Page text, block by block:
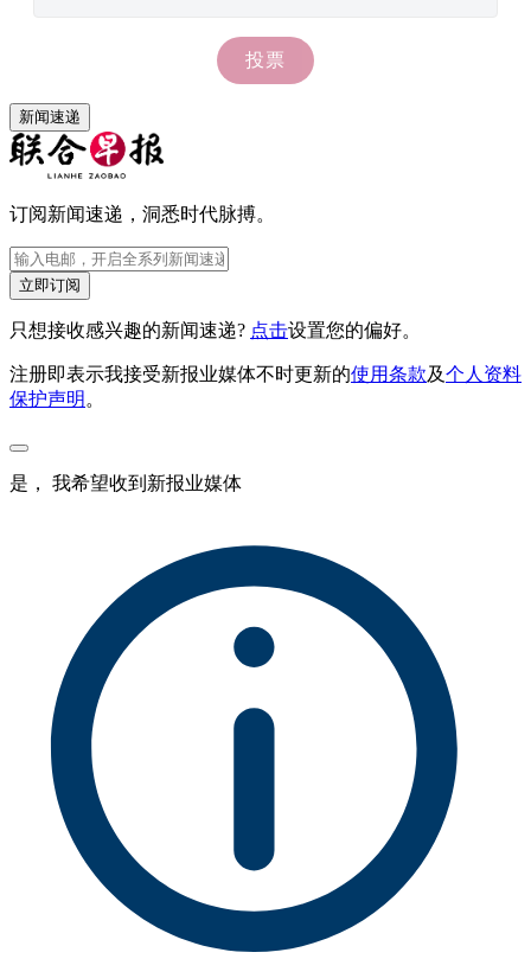
新闻速递
订阅新闻速递，洞悉时代脉搏。
立即订阅
只想接收感兴趣的新闻速递? 点击设置您的偏好。
注册即表示我接受新报业媒体不时更新的使用条款及个人资料
保护声明 。
是， 我希望收到新报业媒体